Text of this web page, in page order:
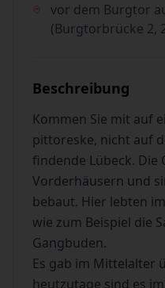
vor dem Burgtor
(Burgtorbrücke 2,
Beschreibung
Kommen Sie mit auf
pittoreske, nicht auf
findende Lübeck. Die
Vorderhäusern und
bebaut. Hier lebten
wie zum Beispiel die
Gangbuden.
Es gab im Mittelalter
heutzutage sind es